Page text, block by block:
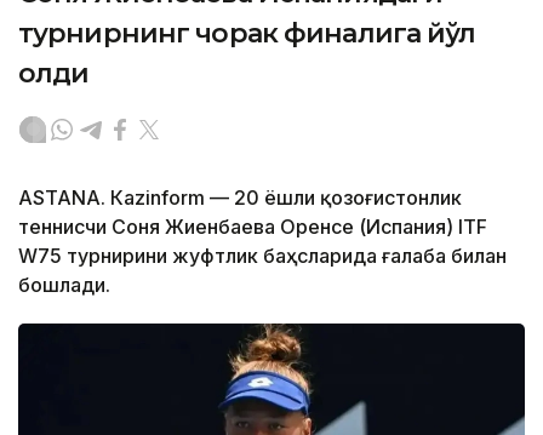
турнирнинг чорак финалига йўл
олди
ASTANА. Кazinform — 20 ёшли қозоғистонлик
теннисчи Соня Жиенбаева Оренсе (Испания) ITF
W75 турнирини жуфтлик баҳсларида ғалаба билан
бошлади.